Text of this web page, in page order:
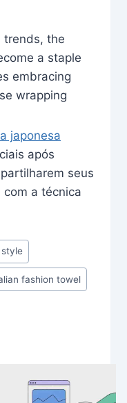
trends, the
a staple
embracing
wrapping
japonesa
após
seus
a técnica
fashion towel